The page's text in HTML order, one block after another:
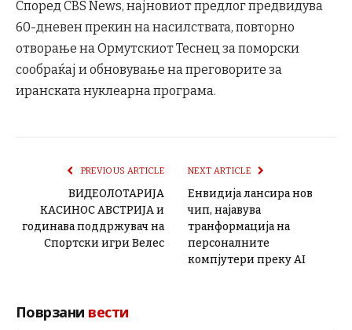
Според CBS News, најновиот предлог предвидува
60-дневен прекин на насилствата, повторно
отворање на Ормутскиот Теснец за поморски
сообраќај и обновување на преговорите за
иранската нуклеарна програма.
PREVIOUS ARTICLE
ВИДЕОЛОТАРИЈА
КАСИНОС АВСТРИЈА и
годинава поддржувач на
Спортски игри Велес
NEXT ARTICLE
Енвидија лансира нов
чип, најавува
транформација на
персоналните
компјутери преку AI
Поврзани вести